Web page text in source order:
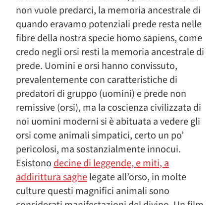
non vuole predarci, la memoria ancestrale di
quando eravamo potenziali prede resta nelle
fibre della nostra specie homo sapiens, come
credo negli orsi resti la memoria ancestrale di
prede. Uomini e orsi hanno convissuto,
prevalentemente con caratteristiche di
predatori di gruppo (uomini) e prede non
remissive (orsi), ma la coscienza civilizzata di
noi uomini moderni si è abituata a vedere gli
orsi come animali simpatici, certo un po’
pericolosi, ma sostanzialmente innocui.
Esistonodecine di leggende, e miti, a
addirittura saghelegate all’orso, in molte
culture questi magnifici animali sono